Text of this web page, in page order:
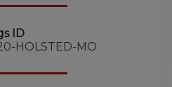
ID
HOLSTED-MO